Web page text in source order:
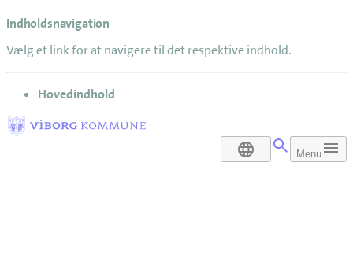
Indholdsnavigation
Vælg et link for at navigere til det respektive indhold.
gå til
Hovedindhold
DA Menu